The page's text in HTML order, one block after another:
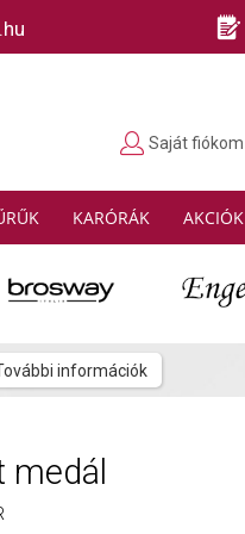
KARÓRÁK AKCIÓK
Saját fiókom
medál